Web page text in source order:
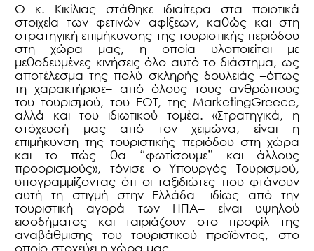
Ο κ. Κικίλιας στάθηκε ιδιαίτερα στα ποιοτικά
στοιχεία των φετινών αφίξεων, καθώς και στη
στρατηγική επιμήκυνσης της τουριστικής περιόδου
στη χώρα μας, η οποία υλοποιείται με
μεθοδευμένες κινήσεις όλο αυτό το διάστημα, ως
αποτέλεσμα της πολύ σκληρής δουλειάς –όπως
τη χαρακτήρισε– από όλους τους ανθρώπους
του τουρισμού, του ΕΟΤ, της MarketingGreece,
αλλά και του ιδιωτικού τομέα. «Στρατηγικά, η
στόχευσή μας από τον χειμώνα, είναι η
επιμήκυνση της τουριστικής περιόδου στη χώρα
και το πώς θα “φωτίσουμε” και άλλους
προορισμούς», τόνισε ο Υπουργός Τουρισμού,
υπογραμμίζοντας ότι οι ταξιδιώτες που φτάνουν
αυτή τη στιγμή στην Ελλάδα –ιδίως από την
τουριστική αγορά των ΗΠΑ– είναι υψηλού
εισοδήματος και ταιριάζουν στο προφίλ της
αναβάθμισης του τουριστικού προϊόντος, στο
οποίο στοχεύει η χώρα μας.